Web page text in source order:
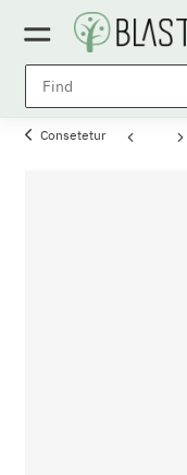
Consetetur